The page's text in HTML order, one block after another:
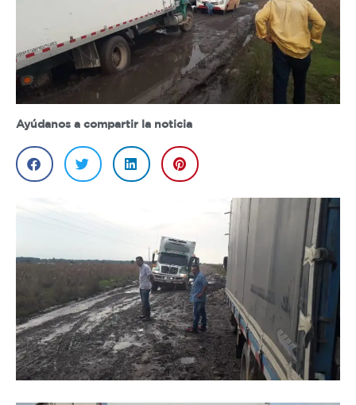
Ayúdanos a compartir la noticia